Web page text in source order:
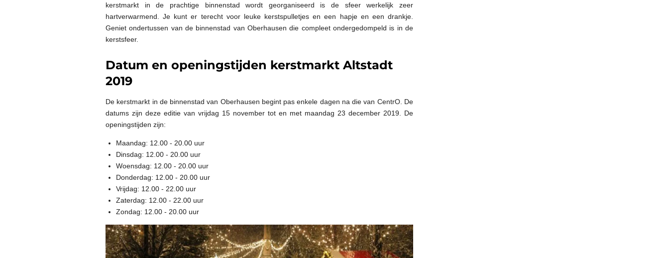
kerstmarkt in de prachtige binnenstad wordt georganiseerd is de sfeer werkelijk zeer
hartverwarmend. Je kunt er terecht voor leuke kerstspulletjes en een hapje en een drankje.
Geniet ondertussen van de binnenstad van Oberhausen die compleet ondergedompeld is in de
kerstsfeer.
Datum en openingstijden kerstmarkt Altstadt
2019
De kerstmarkt in de binnenstad van Oberhausen begint pas enkele dagen na die van CentrO. De
datums zijn deze editie van vrijdag 15 november tot en met maandag 23 december 2019. De
openingstijden zijn:
Maandag: 12.00 - 20.00 uur
Dinsdag: 12.00 - 20.00 uur
Woensdag: 12.00 - 20.00 uur
Donderdag: 12.00 - 20.00 uur
Vrijdag: 12.00 - 22.00 uur
Zaterdag: 12.00 - 22.00 uur
Zondag: 12.00 - 20.00 uur